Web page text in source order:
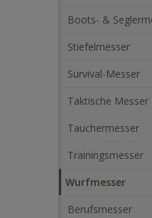
Boots- &
Stiefelmesser
Survival-Messer
Taktische Messer
Tauchermesser
Trainingsmesser
Wurfmesser
Berufsmesser